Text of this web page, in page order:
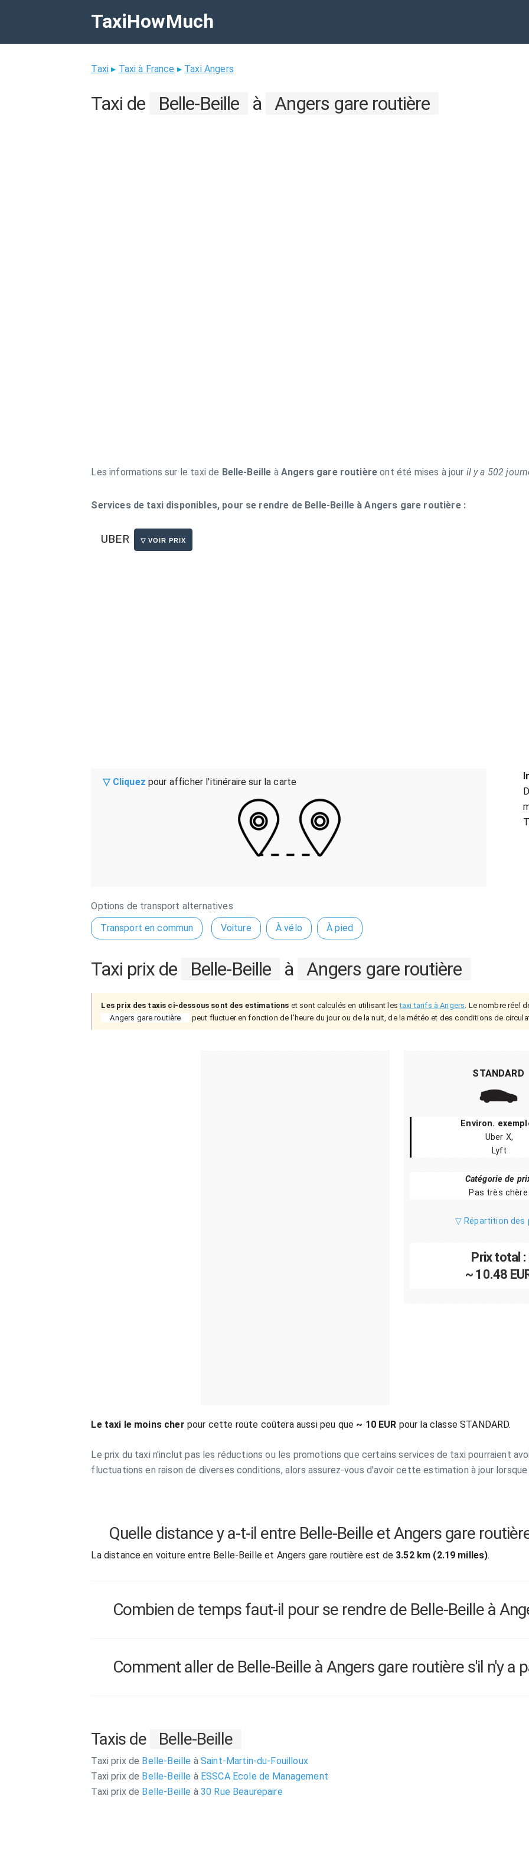
TaxiHowMuch
Taxi ▸ Taxi à France ▸ Taxi Angers
Taxi de Belle-Beille à Angers gare routière
Les informations sur le taxi de Belle-Beille à Angers gare routière ont été mises à jour il y a 502
Services de taxi disponibles, pour se rendre de Belle-Beille à Angers gare routière :
UBER
▽ Cliquez pour afficher l'itinéraire sur la carte
Options de transport alternatives
Transport en commun
Voiture À vélo À pied
Taxi prix de Belle-Beille à Angers gare routière
Les prix des taxis ci-dessous sont des estimations et sont calculés en utilisant lestaxi tarifs à Angers. Le nombre réel
Angers gare routière
peut fluctuer en fonction de l'heure du jour ou de la nuit, de la météo et des conditions de
STANDARD
Environ.
Uber X,
Lyft
Catégorie de
Pas très chère
▽ Répartition des
Prix total :
~ 10.48
Le taxi le moins cher pour cette route coûtera aussi peu que ~ 10 EUR pour la classe STANDARD.
Le prix du taxi n'inclut pas les réductions ou les promotions que certains services de taxi pourraient
fluctuations en raison de diverses conditions, alors assurez-vous d'avoir cette estimation à jour
Quelle distance y a-t-il entre Belle-Beille et Angers gare
La distance en voiture entre Belle-Beille et Angers gare routière est de 3.52 km (2.19 milles).
Combien de temps faut-il pour se rendre de Belle-Beille à
Comment aller de Belle-Beille à Angers gare routière s'il n'y a
Taxis de Belle-Beille
Taxi prix de Belle-Beille àSaint-Martin-du-Fouilloux
Taxi prix de Belle-Beille àESSCA Ecole de Management
Taxi prix de Belle-Beille à30 Rue Beaurepaire